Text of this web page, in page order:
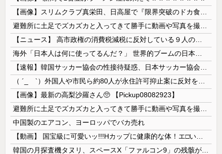
【画像】最新の高梨沙羅さん🥺 【Pickup08082923】
中国製のエアコン、ヨーロッパでバカ売れ